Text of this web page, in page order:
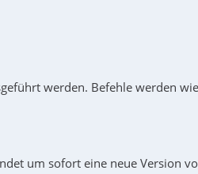
werden. Befehle werden
um sofort eine neue Version